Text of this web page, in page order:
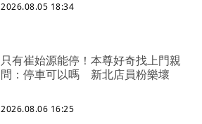
2026.08.05 18:34
只有崔始源能停！本尊好奇找上門親
問：停車可以嗎 新北店員粉樂壞
2026.08.06 16:25